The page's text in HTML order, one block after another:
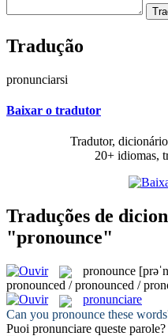
Tradução
pronunciarsi
Baixar o tradutor
Tradutor,
20+ idiomas,
Traduções de
"pronounce"
pronounce
pronounced / pronounced /
pronunciare
Can you pronounce these
Puoi pronunciare queste parole?